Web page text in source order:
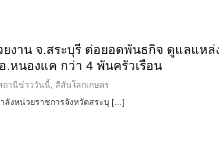
งาน จ.สระบุรี ต่อยอดพันธกิจ ดูแลแหล่
หนองแค กว่า 4 พันครัวเรือน
ถานีข่าววันนี้
สีสันโลกเกษตร
ลังหน่วยราชการจังหวัดสระบุ […]